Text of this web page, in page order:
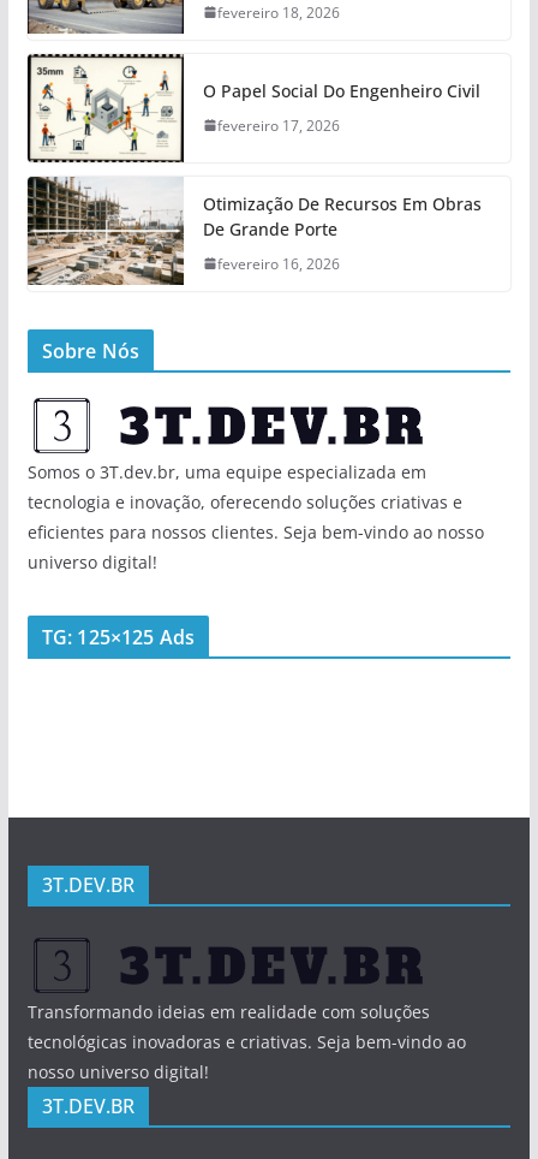
fevereiro 18, 2026
O Papel Social Do Engenheiro Civil
fevereiro 17, 2026
Otimização De Recursos Em Obras
De Grande Porte
fevereiro 16, 2026
Sobre Nós
Somos o 3T.dev.br, uma equipe especializada em
tecnologia e inovação, oferecendo soluções criativas e
eficientes para nossos clientes. Seja bem-vindo ao nosso
universo digital!
TG: 125×125 Ads
3T.DEV.BR
Transformando ideias em realidade com soluções
tecnológicas inovadoras e criativas. Seja bem-vindo ao
nosso universo digital!
3T.DEV.BR